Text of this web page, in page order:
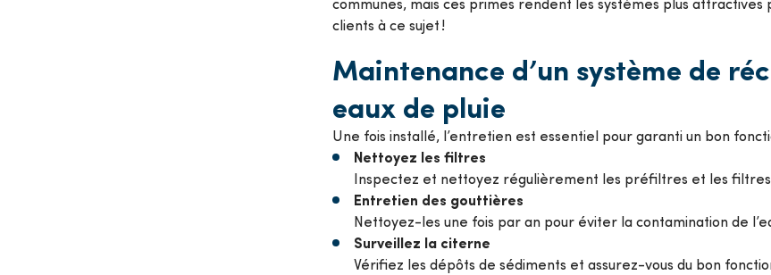
clients à ce sujet !
Maintenance d’un système de
eaux de pluie
Une fois installé, l’entretien est essentiel pour garanti un bon
Nettoyez les filtres
Inspectez et nettoyez régulièrement les préfiltres et les filtres
Entretien des gouttières
Nettoyez-les une fois par an pour éviter la contamination de
Surveillez la citerne
Vérifiez les dépôts de sédiments et assurez-vous du bon